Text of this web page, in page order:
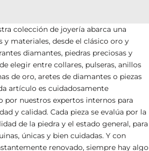
colección de joyería abarca una
y materiales, desde el clásico oro y
diamantes, piedras preciosas y
elegir entre collares, pulseras, anillos
de oro, aretes de diamantes o piezas
artículo es cuidadosamente
por nuestros expertos internos para
y calidad. Cada pieza se evalúa por la
de la piedra y el estado general, para
únicas y bien cuidadas. Y con
renovado, siempre hay algo